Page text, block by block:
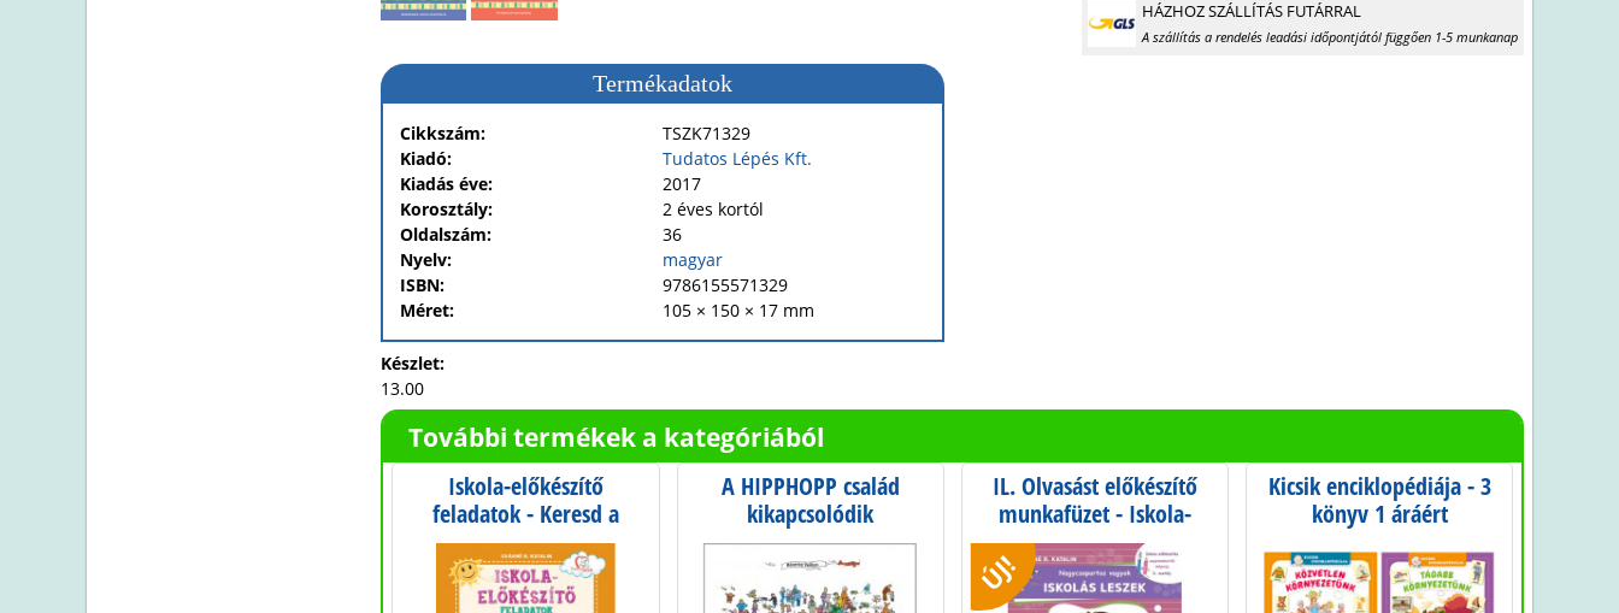
HÁZHOZ SZÁLLÍTÁS FUTÁRRAL
A szállítás a rendelés leadási időpontjától függően 1-5 munkanap
Termékadatok
Cikkszám:
TSZK71329
Kiadó:
Tudatos Lépés Kft.
Kiadás éve:
2017
Korosztály:
2 éves kortól
Oldalszám:
36
Nyelv:
magyar
ISBN:
9786155571329
Méret:
105 × 150 × 17 mm
Készlet:
13.00
További termékek a kategóriából
Iskola-előkészítő
feladatok - Keresd a
kakukktojást!
A HIPPHOPP család
kikapcsolódik
IL. Olvasást előkészítő
munkafüzet - Iskola-
előkészítés szeptembertől
májusig - 0. osztály
ÚJ!
Kicsik enciklopédiája - 3
könyv 1 áráért